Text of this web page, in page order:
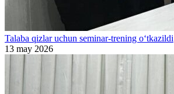
Talaba qizlar uchun seminar-trening o‘tkazildi
13 may 2026